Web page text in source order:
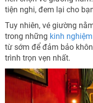
tiện nghi, đem lại cho
Tuy nhiên, vé giường
trong những kinh
từ sớm để đảm bảo
trình trọn vẹn nhất.